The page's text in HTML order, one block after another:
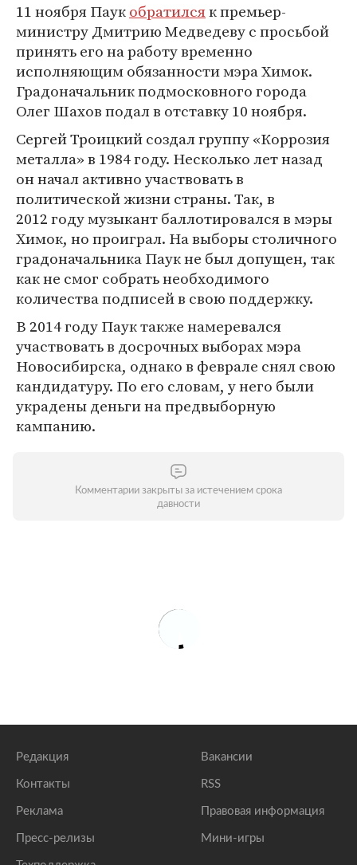
11 ноября Паукобратилсяк премьер-
министру Дмитрию Медведеву с просьбой
принять его на работу временно
исполняющим обязанности мэра Химок.
Градоначальник подмосковного города
Олег Шахов подал в отставку 10 ноября.
Сергей Троицкий создал группу «Коррозия
металла» в 1984 году. Несколько лет назад
он начал активно участвовать в
политической жизни страны. Так, в
2012 году музыкант баллотировался в мэры
Химок, но проиграл. На выборы столичного
градоначальника Паук не был допущен, так
как не смог собрать необходимого
количества подписей в свою поддержку.
В 2014 году Паук также намеревался
участвовать в досрочных выборах мэра
Новосибирска, однако в феврале снял свою
кандидатуру. По его словам, у него были
украдены деньги на предвыборную
кампанию.
Комментарии закрыты за истечением срока
давности
Редакция
Контакты
Реклама
Пресс-релизы
Вакансии
RSS
Правовая информация
Мини-игры